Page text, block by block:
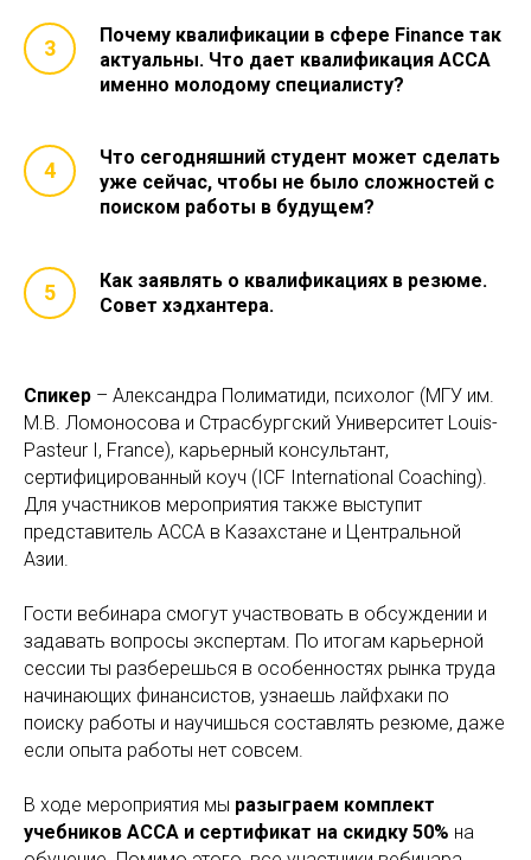
Почему квалификации в сфере Finance так
актуальны. Что дает квалификация ACCA
именно молодому специалисту?
Что сегодняшний студент может сделать
уже сейчас, чтобы не было сложностей с
поиском работы в будущем?
Как заявлять о квалификациях в резюме.
Совет хэдхантера.
Спикер – Александра Полиматиди, психолог (МГУ им.
М.В. Ломоносова и Страсбургский Университет Louis-
Pasteur I, France), карьерный консультант,
сертифицированный коуч (ICF International Coaching).
Для участников мероприятия также выступит
представитель АССА в Казахстане и Центральной
Азии.
Гости вебинара смогут участвовать в обсуждении и
задавать вопросы экспертам. По итогам карьерной
сессии ты разберешься в особенностях рынка труда
начинающих финансистов, узнаешь лайфхаки по
поиску работы и научишься составлять резюме, даже
если опыта работы нет совсем.
В ходе мероприятия мы разыграем комплект
учебников ACCA и сертификат на скидку 50% на